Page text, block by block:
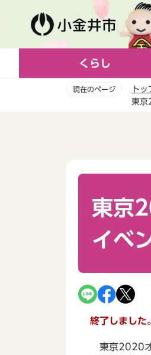
ー
くらし
現在のページ ト
東京
東京
イベ
終了しました
東京2020オ